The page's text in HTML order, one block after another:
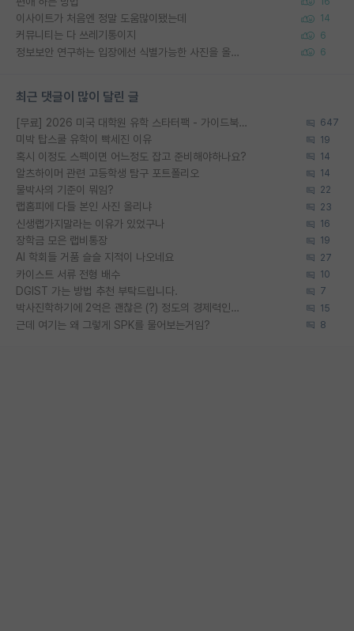
이사이트가 처음엔 정말 도움많이됐는데 14
커뮤니티는 다 쓰레기통이지 6
정보보안 연구하는 입장에선 식별가능한 사진을 올리는건 비추이긴함 6
최근 댓글이 많이 달린 글
[무료] 2026 미국 대학원 유학 스타터팩 - 가이드북 & 합격자 컨택메일 템플릿 647
미박 탑스쿨 유학이 빡세진 이유 19
혹시 이정도 스펙이면 어느정도 잡고 준비해야하나요? 14
알츠하이머 관련 고등학생 탐구 포트폴리오 14
물박사의 기준이 뭐임? 22
랩홈피에 다들 본인 사진 올리냐 23
신생랩가지말라는 이유가 있었구나 16
장학금 모은 랩비통장 19
AI 학회들 거품 슬슬 지적이 나오네요 27
카이스트 서류 전형 배수 10
DGIST 가는 방법 추천 부탁드립니다. 7
박사진학하기에 2억은 괜찮은 (?) 정도의 경제력인가요 15
근데 여기는 왜 그렇게 SPK를 물어보는거임? 8